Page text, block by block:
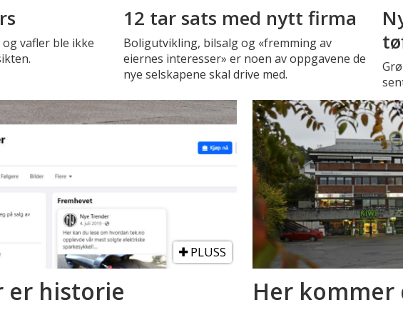
vafler ble ikke
12 tar sats med nytt firma
Boligutvikling, bilsalg og «fremming av
eiernes interesser» er noen av oppgavene de
nye selskapene skal drive med.
PLUSS
er historie Her kommer